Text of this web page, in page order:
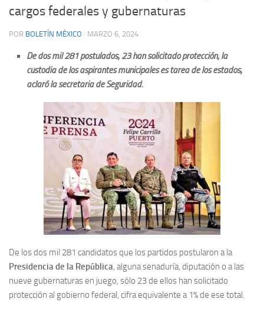
cargos federales y gubernaturas
POR BOLETÍN MÉXICO · MARZO 6, 2024
De dos mil 281 postulados, 23 han solicitado protección; la
custodia de los aspirantes municipales es tarea de los estados,
aclaró la secretaria de Seguridad.
De los dos mil 281 candidatos que los partidos postularon a la
Presidencia de la República, alguna senaduría, diputación o a las
nueve gubernaturas en juego, sólo 23 de ellos han solicitado
protección al gobierno federal, cifra equivalente a 1% de ese total.